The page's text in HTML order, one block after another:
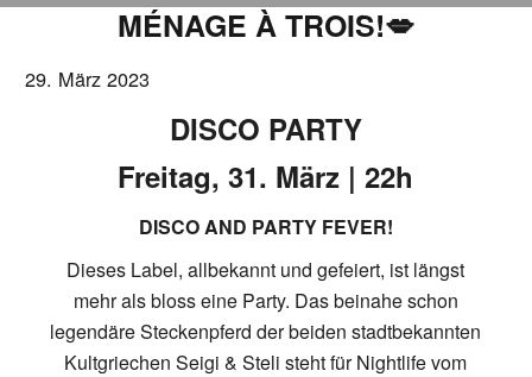
MÉNAGE À TROIS!💋
29. März 2023
DISCO PARTY
Freitag, 31. März | 22h
DISCO AND PARTY FEVER!
Dieses Label, allbekannt und gefeiert, ist längst
mehr als bloss eine Party. Das beinahe schon
legendäre Steckenpferd der beiden stadtbekannten
Kultgriechen Seigi & Steli steht für Nightlife vom